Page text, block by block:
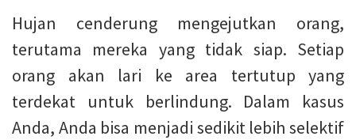
Hujan cenderung mengejutkan orang,
terutama mereka yang tidak siap. Setiap
orang akan lari ke area tertutup yang
terdekat untuk berlindung. Dalam kasus
Anda, Anda bisa menjadi sedikit lebih selektif